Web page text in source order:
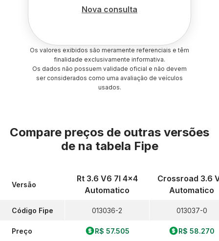
Nova consulta
Os valores exibidos são meramente referenciais e têm
finalidade exclusivamente informativa.
Os dados não possuem validade oficial e não devem
ser considerados como uma avaliação de veículos
usados.
Compare preços de outras versões
de na tabela Fipe
Versão
Código Fipe
Preço
Rt 3.6 V6 7l 4x4
Automatico
013036-2
R$ 57.505
Crossroad 3.6
Automatico
013037-0
R$ 58.270